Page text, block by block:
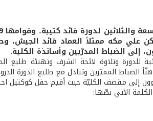
علي مكه ممثلاً العماد قائد
إلى الضباط المدرّبين وأساتذة الكلية.
للدورة وتلاوة لائحة الشرف وتهنئة طليع
المميّزين وتبادل مع طليع الدورة
إلى مقصف الكليّة حيث أقيم حفل كوكتيل
الآتي نصّها: